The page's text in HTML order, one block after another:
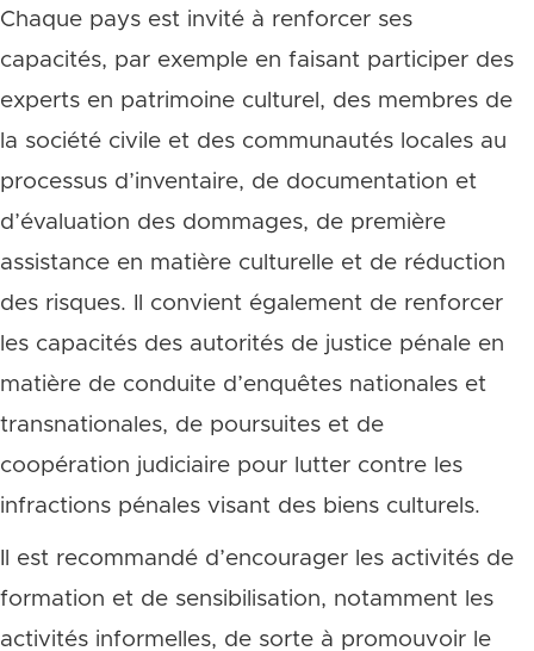
Chaque pays est invité à renforcer ses
capacités, par exemple en faisant participer des
experts en patrimoine culturel, des membres de
la société civile et des communautés locales au
processus d’inventaire, de documentation et
d’évaluation des dommages, de première
assistance en matière culturelle et de réduction
des risques. Il convient également de renforcer
les capacités des autorités de justice pénale en
matière de conduite d’enquêtes nationales et
transnationales, de poursuites et de
coopération judiciaire pour lutter contre les
infractions pénales visant des biens culturels.
Il est recommandé d’encourager les activités de
formation et de sensibilisation, notamment les
activités informelles, de sorte à promouvoir le